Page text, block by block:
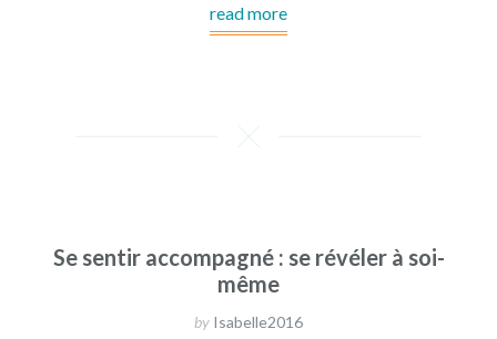
read more
Se sentir accompagné : se révéler à soi-
même
by Isabelle2016